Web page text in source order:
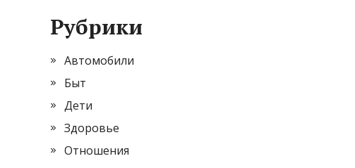
Рубрики
Автомобили
Быт
Дети
Здоровье
Отношения